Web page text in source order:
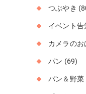
つぶやき
イベント告
カメラのお
パン (69)
パン＆野菜